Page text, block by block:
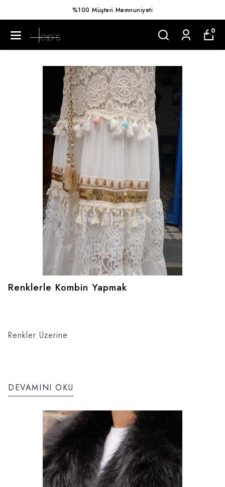
%100 Müşteri Memnuniyeti
0
Renklerle Kombin Yapmak
Renkler Üzerine
DEVAMINI OKU